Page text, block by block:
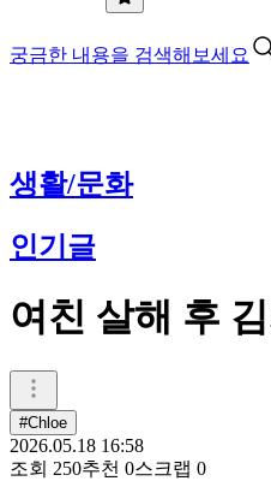
궁금한 내용을 검색해보세요
생활/문화
인기글
여친 살해 후
#Chloe
2026.05.18 16:58
조회 250추천 0스크랩 0